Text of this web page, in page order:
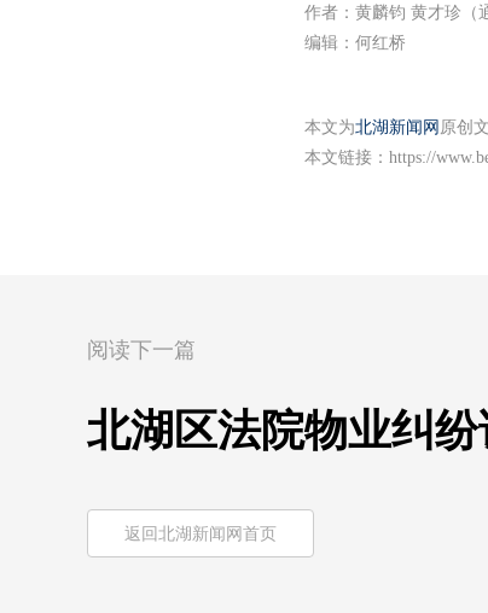
作者：黄麟钧 黄才珍（
编辑：何红桥
本文为北湖新闻网 原创
本文链接： https://
阅读下一篇
北湖区法院物业纠
返回北湖新闻网首页